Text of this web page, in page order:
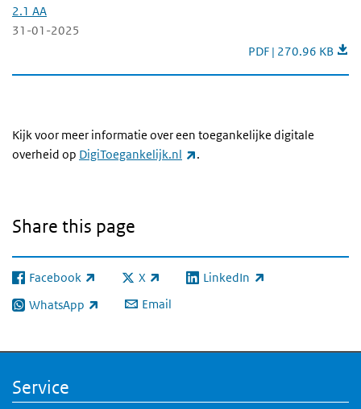
2.1 AA
31-01-2025
PDF | 270.96 KB
Kijk voor meer informatie over een toegankelijke digitale
overheid op DigiToegankelijk.nl .
Share this page
Facebook
(link is external) X
(link is external)LinkedIn
(link is external)
WhatsApp
(link is external) Email
Service